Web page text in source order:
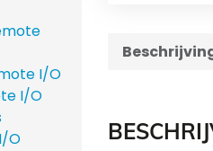
I/O
I/O
O